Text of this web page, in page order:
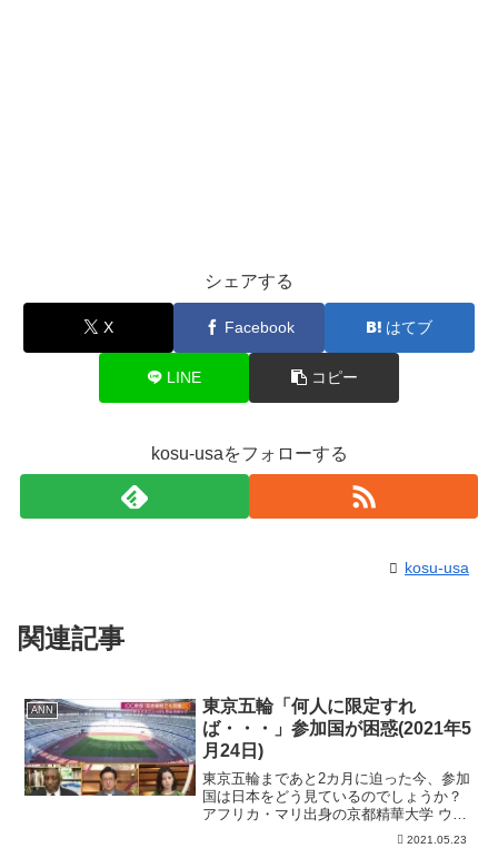
シェアする
X Facebook はてブ
LINE コピー
kosu-usaをフォローする
kosu-usa
関連記事
ANN
東京五輪「何人に限定すれ
ば・・・」参加国が困惑(2021年5
月24日)
東京五輪まであと2カ月に迫った今、参加
国は日本をどう見ているのでしょうか？
アフリカ・マリ出身の京都精華大学 ウス
ビ・サコ学長に現地の声をききます。
2021.05.23